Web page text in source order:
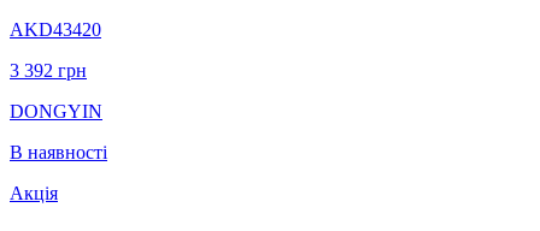
AKD43420
3 392 грн
DONGYIN
В наявності
Акція